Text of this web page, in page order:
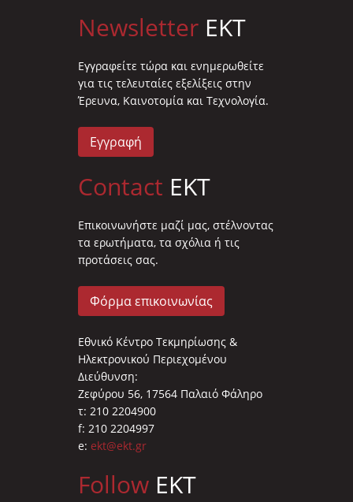
Newsletter EKT
Eγγραφείτε τώρα και ενημερωθείτε
για τις τελευταίες εξελίξεις στην
Έρευνα, Καινοτομία και Τεχνολογία.
Εγγραφή
Contact EKT
Επικοινωνήστε μαζί μας, στέλνοντας
τα ερωτήματα, τα σχόλια ή τις
προτάσεις σας.
Φόρμα επικοινωνίας
Εθνικό Κέντρο Τεκμηρίωσης &
Ηλεκτρονικού Περιεχομένου
Διεύθυνση:
Ζεφύρου 56, 17564 Παλαιό Φάληρο
τ: 210 2204900
f: 210 2204997
e: ekt@ekt.gr
Follow EKT